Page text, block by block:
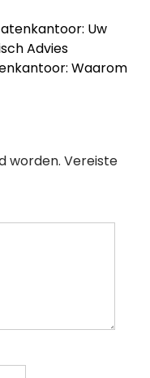
Uw
Advies
Waarom
worden. Vereiste